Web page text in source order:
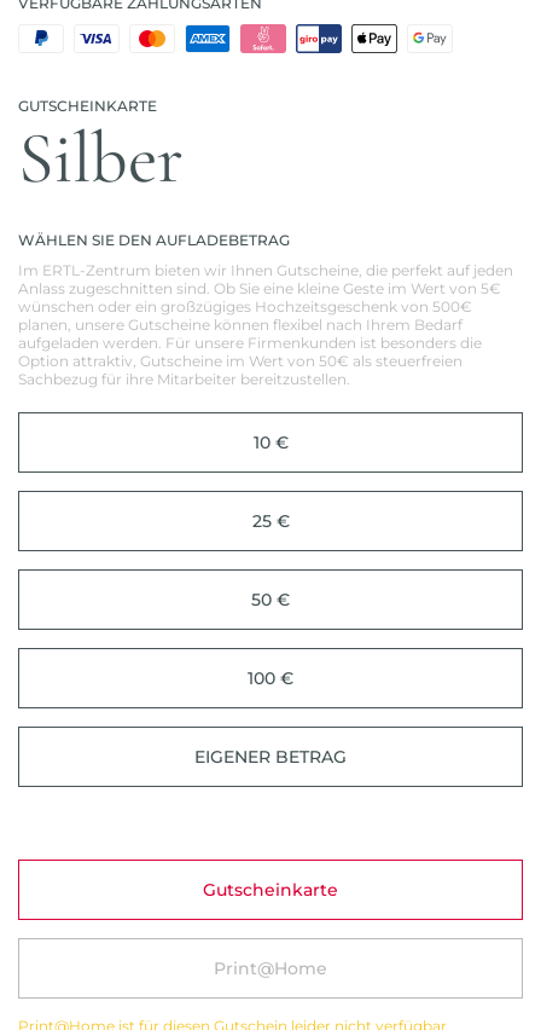
GUTSCHEINKARTE
Silber
WÄHLEN SIE DEN AUFLADEBETRAG
Im ERTL-Zentrum bieten wir Ihnen Gutscheine, die perfekt auf jeden
Anlass zugeschnitten sind. Ob Sie eine kleine Geste im Wert von 5€
wünschen oder ein großzügiges Hochzeitsgeschenk von 500€
planen, unsere Gutscheine können flexibel nach Ihrem Bedarf
aufgeladen werden. Für unsere Firmenkunden ist besonders die
Option attraktiv, Gutscheine im Wert von 50€ als steuerfreien
Sachbezug für ihre Mitarbeiter bereitzustellen.
10 €
25 €
50 €
100 €
Gutscheinkarte
Print@Home
Print@Home ist für diesen Gutschein leider nicht verfügbar